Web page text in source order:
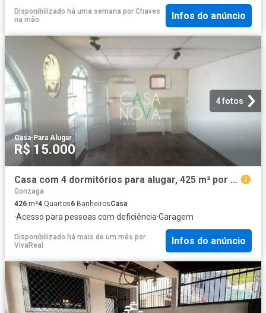
Disponibilizado há uma semana por Chaves
na mão
Infos do anúncio
4 fotos
Casa· Para Alugar
R$ 15.000
Casa com 4 dormitórios para alugar, 425 m² por R$ 16.500,00/mês Gonzaga Santos/SP
Gonzaga
426 m²4 Quartos6 BanheirosCasa
·Acesso para pessoas com deficiência·Garagem
Disponibilizado há mais de um mês por
VivaReal
Infos do anúncio